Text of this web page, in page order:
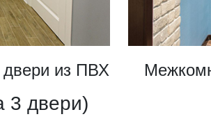
из ПВХ
3 двери)